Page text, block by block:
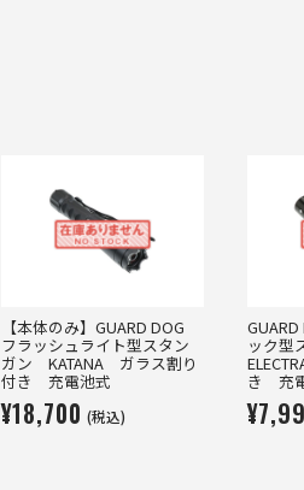
【本体のみ】GUARD DOG
フラッシュライト型スタン
ガン KATANA ガラス割り
付き 充電池式
¥18,700 (税込)
ック型
き 充